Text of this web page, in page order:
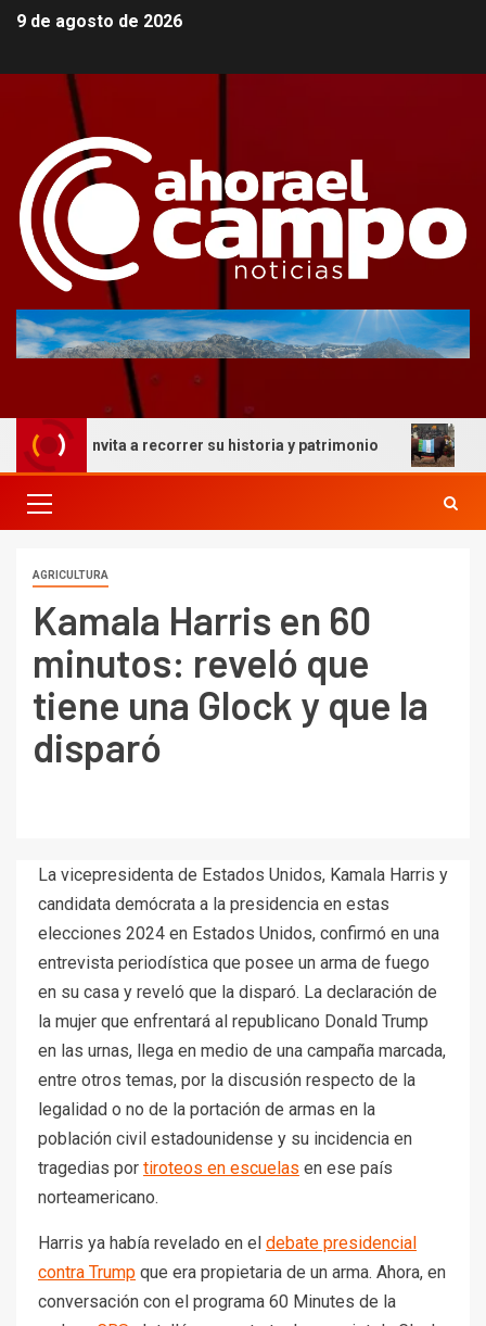
9 de agosto de 2026
invita a recorrer su historia y patrimonio La
AGRICULTURA
Kamala Harris en 60
minutos: reveló que
tiene una Glock y que la
disparó
La vicepresidenta de Estados Unidos, Kamala Harris y
candidata demócrata a la presidencia en estas
elecciones 2024 en Estados Unidos, confirmó en una
entrevista periodística que posee un arma de fuego
en su casa y reveló que la disparó. La declaración de
la mujer que enfrentará al republicano Donald Trump
en las urnas, llega en medio de una campaña marcada,
entre otros temas, por la discusión respecto de la
legalidad o no de la portación de armas en la
población civil estadounidense y su incidencia en
tragedias por tiroteos en escuelas en ese país
norteamericano.
Harris ya había revelado en el debate presidencial
contra Trump que era propietaria de un arma. Ahora, en
conversación con el programa 60 Minutes de la